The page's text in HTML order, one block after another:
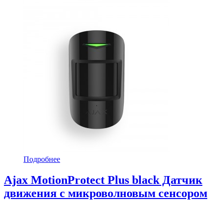
Подробнее
Ajax MotionProtect Plus black Датчик
движения с микроволновым сенсором